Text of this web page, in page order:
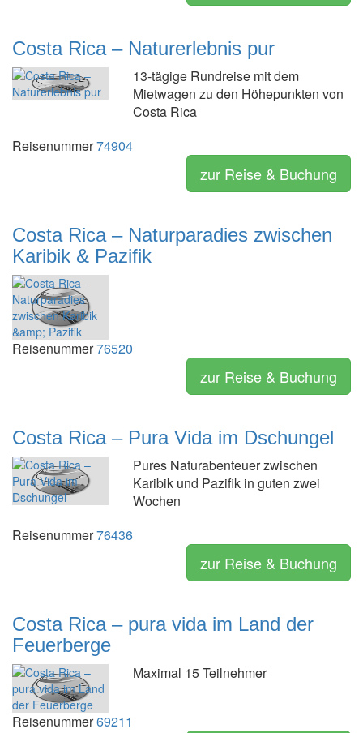
Costa Rica – Naturerlebnis pur
13-tägige Rundreise mit dem
Mietwagen zu den Höhepunkten von
Costa Rica
Reisenummer74904
zur Reise & Buchung
Costa Rica – Naturparadies zwischen
Karibik & Pazifik
Reisenummer76520
zur Reise & Buchung
Costa Rica – Pura Vida im Dschungel
Pures Naturabenteuer zwischen
Karibik und Pazifik in guten zwei
Wochen
Reisenummer76436
zur Reise & Buchung
Costa Rica – pura vida im Land der
Feuerberge
Maximal 15 Teilnehmer
Reisenummer69211